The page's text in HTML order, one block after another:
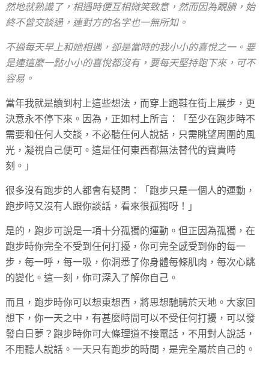
然地就熟識了，相遇時便互相微笑致意，然而因為靦腆，始
終不曾交談過，連對方的名字也一無所知。
不過每天早上和她相遇，卻是當時的我小小的喜悅之一。要
是連這麼一點小小的喜悅都沒有，要每天堅持跑下來，可不
容易。
當年我就是讀到村上這些想法，而穿上跑鞋在街上展步，更
決意永不停下來。因為，正如村上所言：「至少在跑步時不
需要和任何人交談，不必聽任何人說話，只需眺望周圍的風
光，凝視自己便可。這是任何東西都無法替代的寶貴時
刻。」
很多沒有跑步的人都會有疑問：「跑步只是一個人的運動，
跑步時又沒有人跟你談話，看來很孤獨呀！」
是的，跑步可說是一項十分孤獨的運動。但正因為孤獨，在
跑步時你完全不受到任何打擾，你可完全感受到你的每一
步，每一呼，每一吸，你洞悉了你身體每條肌肉，每次心跳
的變化。這一刻，你可深入了解你自己。
而且，跑步時你可以想東想西，將思想馳騁於天地。大家回
想下，你一天之中，有甚麼時間可以不受任何打擾，可以發
發白日夢？跑步時你可大條理道不接電話，不用對人說話，
不用聽人說話。一天只有跑步的時間，是完全屬於自己的。